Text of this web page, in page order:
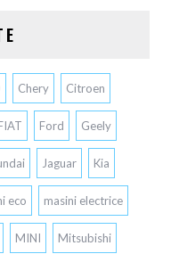
Chery Citroen
Ford Geely
Jaguar Kia
eco masini electrice
MINI Mitsubishi